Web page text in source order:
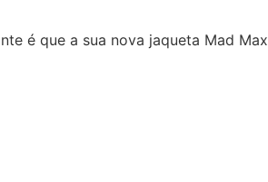
é que a sua nova jaqueta Mad Max